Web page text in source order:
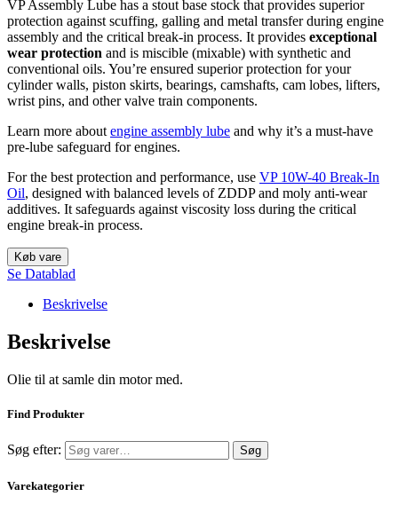
VP Assembly Lube has a stout base stock that provides superior
protection against scuffing, galling and metal transfer during engine
assembly and the critical break-in process. It provides exceptional
wear protection and is miscible (mixable) with synthetic and
conventional oils. You’re ensured superior protection for your
cylinder walls, piston skirts, bearings, camshafts, cam lobes, lifters,
wrist pins, and other valve train components.
Learn more about engine assembly lube and why it’s a must-have
pre-lube safeguard for engines.
For the best protection and performance, use VP 10W-40 Break-In
Oil, designed with balanced levels of ZDDP and moly anti-wear
additives. It safeguards against viscosity loss during the critical
engine break-in process.
Køb vare
Se Datablad
Beskrivelse
Beskrivelse
Olie til at samle din motor med.
Find Produkter
Søg efter: Søg
Varekategorier